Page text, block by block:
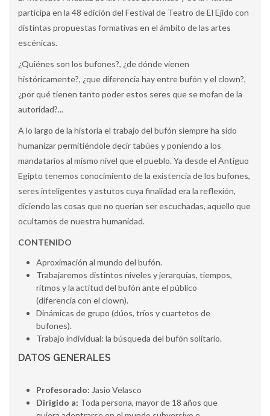
participa en la 48 edición del Festival de Teatro de El Ejido con
distintas propuestas formativas en el ámbito de las artes
escénicas.
¿Quiénes son los bufones?, ¿de dónde vienen
históricamente?, ¿que diferencia hay entre bufón y el clown?,
¿por qué tienen tanto poder estos seres que se mofan de la
autoridad?...
A lo largo de la historia el trabajo del bufón siempre ha sido
humanizar permitiéndole decir tabúes y poniendo a los
mandatarios al mismo nivel que el pueblo. Ya desde el Antiguo
Egipto tenemos conocimiento de la existencia de los bufones,
seres inteligentes y astutos cuya finalidad era la reflexión,
diciendo las cosas que no querían ser escuchadas, aquello que
ocultamos de nuestra humanidad.
CONTENIDO
Aproximación al mundo del bufón.
Trabajaremos distintos niveles y jerarquías, tiempos,
ritmos y la actitud del bufón ante el público
(diferencia con el clown).
Dinámicas de grupo (dúos, tríos y cuartetos de
bufones).
Trabajo individual: la búsqueda del bufón solitario.
DATOS GENERALES
Profesorado: Jasio Velasco
Dirigido a: Toda persona, mayor de 18 años que